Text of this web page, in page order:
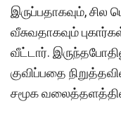
இருப்பதாகவும்,
வீசுவதாகவும்
வீட்டார்.
குவிப்பதை
சமூக வலைத்தளத்தில்